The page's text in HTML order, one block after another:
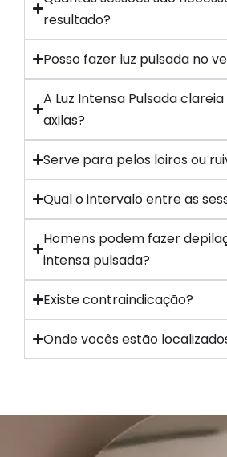
resultado?
Posso fazer luz pulsada no
A Luz Intensa Pulsada
axilas?
Serve para pelos loiros ou
Qual o intervalo entre as
Homens podem fazer
intensa pulsada?
Existe contraindicação?
Onde vocês estão